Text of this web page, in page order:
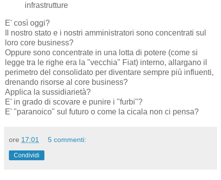
infrastrutture
E' così oggi?
Il nostro stato e i nostri amministratori sono concentrati sul
loro core business?
Oppure sono concentrate in una lotta di potere (come si
legge tra le righe era la "vecchia" Fiat) interno, allargano il
perimetro del consolidato per diventare sempre più influenti,
drenando risorse al core business?
Applica la sussidiarietà?
E' in grado di scovare e punire i "furbi"?
E' "paranoico" sul futuro o come la cicala non ci pensa?
ore 17:01 5 commenti:
Condividi